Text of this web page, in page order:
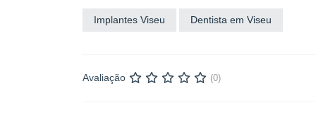
Implantes Viseu Dentista em Viseu
Avaliação (0)